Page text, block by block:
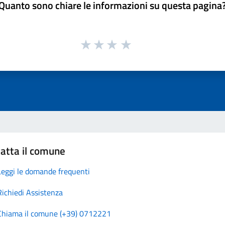
sono chiare le informazioni su questa
il comune
le domande frequenti
Assistenza
il comune (+39) 0712221